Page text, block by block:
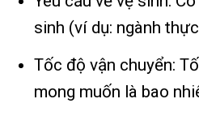
sinh (ví dụ: ngành
Tốc độ vận chuyển:
mong muốn là bao